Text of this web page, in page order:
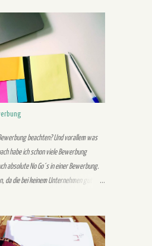
herausstechen, welche deine
Im Vordergrund stehen bei einer
das Design als auch der Inhalt.
bei der Erstellung einer einzigartigen
1. Schreibe keine Standardsätze,
Schreibe in deiner eigenen Wortwahl und
Allerdings fällst du damit dem Recruiter
positiv in Erinnerung. Mit deinen
beachten? Und vorallem was
habe ich schon viele Bewerbung
absolute No Go´s in einer Bewerbung.
da die bei keinem Unternehmen gut
mit nicht zu komplizierten und
Personaler liest in einem Anschreiben